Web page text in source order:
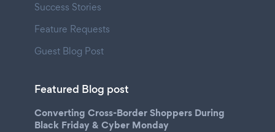
Success Stories
Feature Requests
Guest Blog Post
Featured Blog post
Converting Cross-Border Shoppers During
Black Friday & Cyber Monday